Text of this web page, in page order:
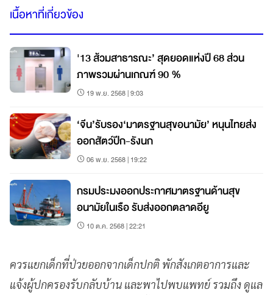
เนื้อหาที่เกี่ยวข้อง
'13 ส้วมสาธารณะ’ สุดยอดแห่งปี 68 ส่วน
19 พ.ย. 2568 | 9:03
‘จีน’รับรอง‘มาตรฐานสุขอนามัย’ หนุนไทยส่ง
ออกสัตว์ปีก-รังนก
06 พ.ย. 2568 | 19:22
กรมประมงออกประกาศมาตรฐานด้านสุข
อนามัยในเรือ รับส่งออกตลาดอียู
10 ต.ค. 2568 | 22:21
ควรแยกเด็กที่ป่วยออกจากเด็กปกติ พักสังเกตอาการและ
แจ้งผู้ปกครองรับกลับบ้าน และพาไปพบแพทย์ รวมถึง ดูแล